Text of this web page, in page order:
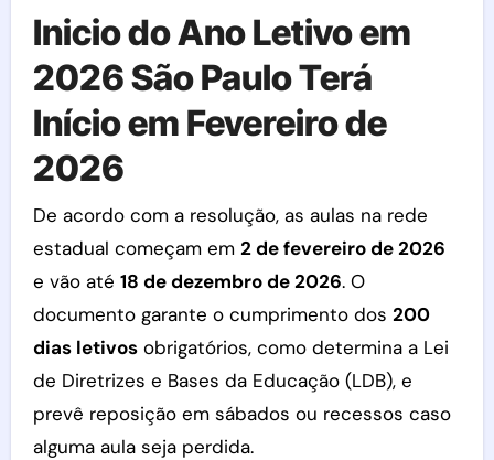
Inicio do Ano Letivo em
2026 São Paulo Terá
Início em Fevereiro de
2026
De acordo com a resolução, as aulas na rede
estadual começam em 2 de fevereiro de 2026
e vão até 18 de dezembro de 2026. O
documento garante o cumprimento dos 200
dias letivosobrigatórios, como determina a Lei
de Diretrizes e Bases da Educação (LDB), e
prevê reposição em sábados ou recessos caso
alguma aula seja perdida.